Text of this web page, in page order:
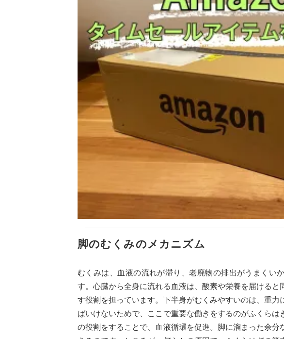
脚のむくみのメカニズム
むくみは、血液の流れが滞り、老廃物の排出がうまくい
す。心臓から全身に流れる血液は、酸素や栄養を届けると
す役割を担っています。下半身がむくみやすいのは、重
ばいけないためで、ここで重要な働きをするのがふくら
の役割をすることで、血液循環を促進。脚に溜まった余